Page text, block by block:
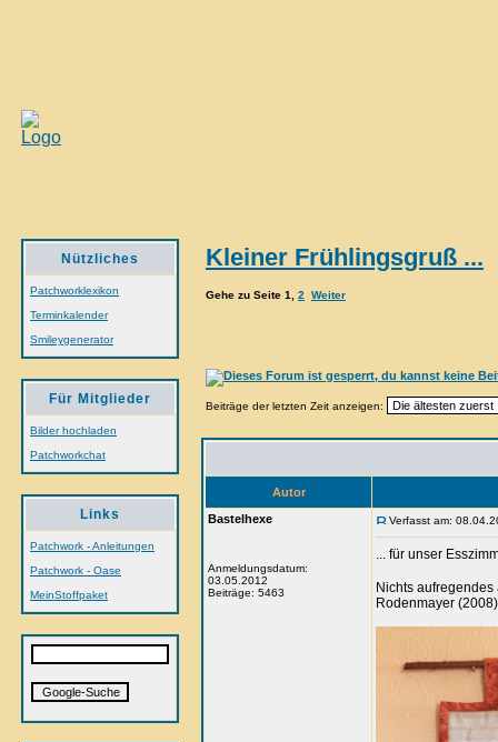
Nützliches
Patchworklexikon
Terminkalender
Smileygenerator
Für Mitglieder
Bilder hochladen
Patchworkchat
Links
Patchwork - Anleitungen
Patchwork - Oase
MeinStoffpaket
Kleiner Frühlingsgruß ...
Gehe zu Seite 1 2 Weiter
Beiträge der letzten Zeit anzeigen:
Autor
Bastelhexe
Anmeldungsdatum:
03.05.2012
Beiträge: 5463
Verfasst am:
... für unser
Nichts
Rodenmayer